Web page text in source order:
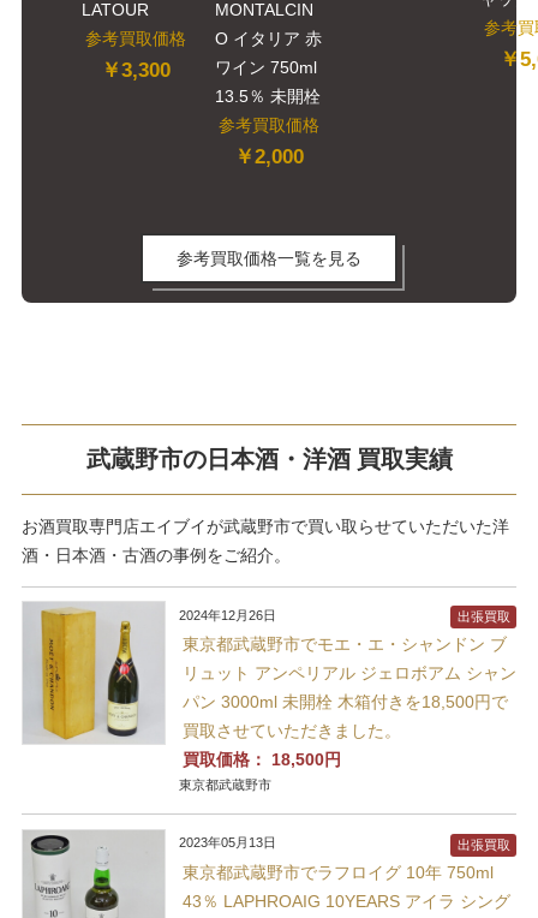
LATOUR
参考買取価格
￥3,300
MONTALCIN
O イタリア 赤
ワイン 750ml
13.5％ 未開栓
参考買取価格
￥2,000
参考
￥
参考買取価格一覧を見る
武蔵野市の日本酒・洋酒 買取実績
お酒買取専門店エイブイが武蔵野市で買い取らせていただいた洋
酒・日本酒・古酒の事例をご紹介。
2024年12月26日
東京都武蔵野市でモエ・エ・シャンドン ブ
リュット アンペリアル ジェロボアム シャン
パン 3000ml 未開栓 木箱付きを18,500円で
買取させていただきました。
買取価格： 18,500円
東京都武蔵野市
出張買取
2023年05月13日
東京都武蔵野市でラフロイグ 10年 750ml
43％ LAPHROAIG 10YEARS アイラ シング
出張買取